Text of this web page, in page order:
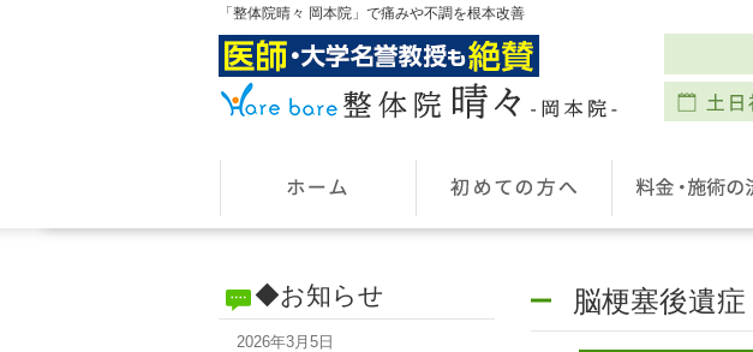
「整体院晴々 岡本院」で痛みや不調を根本改善
◆お知らせ
2026年3月5日
脳梗塞後遺症